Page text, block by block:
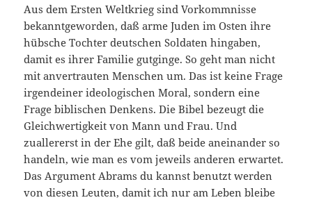
Aus dem Ersten Weltkrieg sind Vorkommnisse
bekanntgeworden, daß arme Juden im Osten ihre
hübsche Tochter deutschen Soldaten hingaben,
damit es ihrer Familie gutginge. So geht man nicht
mit anvertrauten Menschen um. Das ist keine Frage
irgendeiner ideologischen Moral, sondern eine
Frage biblischen Denkens. Die Bibel bezeugt die
Gleichwertigkeit von Mann und Frau. Und
zuallererst in der Ehe gilt, daß beide aneinander so
handeln, wie man es vom jeweils anderen erwartet.
Das Argument Abrams du kannst benutzt werden
von diesen Leuten, damit ich nur am Leben bleibe